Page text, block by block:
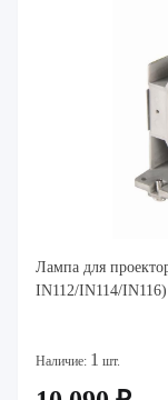
Лампа для
IN112/IN114/IN116)
Наличие: 1 шт.